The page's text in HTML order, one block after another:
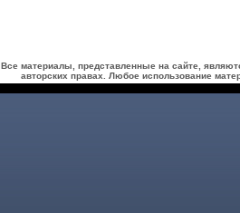
Все материалы, представленные на сайте,
авторских правах. Любое использование